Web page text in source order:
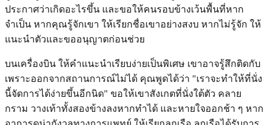
ประกาศว่าเกิดอะไรขึ้น และขอให้คนรอบข้างเว้นพื้นที่หาก
จำเป็น หากคุณรู้จักเขา ให้เรียกชื่อเขาอย่างสงบ หากไม่รู้จัก ให้
แนะนำตัวและขออนุญาตก่อนช่วย
บนเครื่องบิน ให้คำแนะนำเรียบง่ายเป็นพิเศษ เขาอาจรู้สึกติดกับ
เพราะออกจากสถานการณ์ไม่ได้ คุณพูดได้ว่า "เราจะทำให้ที่นั่ง
นี้จัดการได้ง่ายขึ้นอีกนิด" ขอให้เขาสังเกตที่นั่งใต้ตัว คลาย
กราม วางเท้าทั้งสองข้างลงหากทำได้ และหายใจออกช้า ๆ หาก